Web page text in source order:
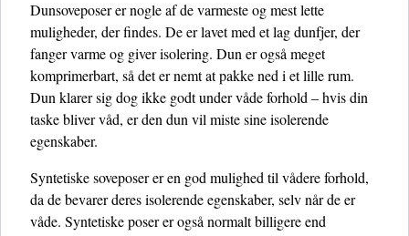
Dunsoveposer er nogle af de varmeste og mest lette
muligheder, der findes. De er lavet med et lag dunfjer, der
fanger varme og giver isolering. Dun er også meget
komprimerbart, så det er nemt at pakke ned i et lille rum.
Dun klarer sig dog ikke godt under våde forhold – hvis din
taske bliver våd, er den dun vil miste sine isolerende
egenskaber.
Syntetiske soveposer er en god mulighed til vådere forhold,
da de bevarer deres isolerende egenskaber, selv når de er
våde. Syntetiske poser er også normalt billigere end